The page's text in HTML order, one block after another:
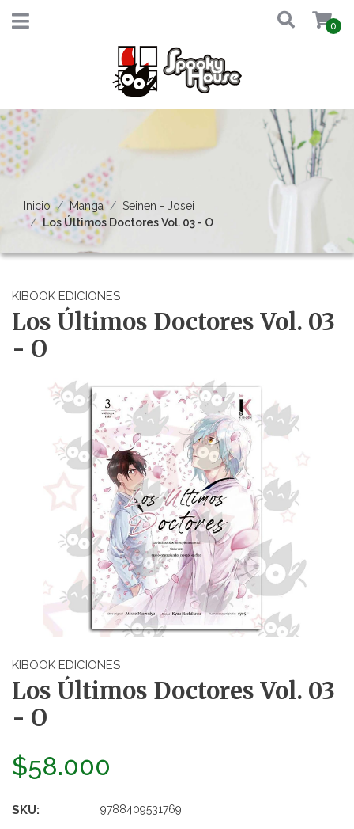
0
Inicio Manga
Seinen - Josei
Los Últimos Doctores Vol. 03 - O
KIBOOK EDICIONES
Los Últimos Doctores Vol. 03
- O
KIBOOK EDICIONES
Los Últimos Doctores Vol. 03
- O
$58.000
SKU: 9788409531769